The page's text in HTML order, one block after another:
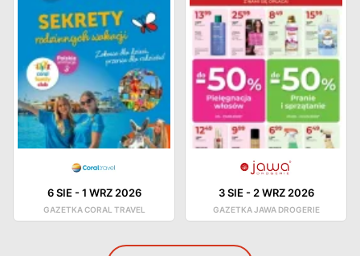
6 SIE -1 WRZ 2026
GAZETKA CORAL TRAVEL
3 SIE - 2 WRZ 2026
GAZETKA JAWA DROGERIE